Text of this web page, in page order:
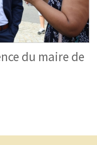
du maire de